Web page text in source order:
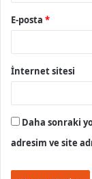
E-posta *
İnternet sitesi
Daha sonraki
adresim ve site